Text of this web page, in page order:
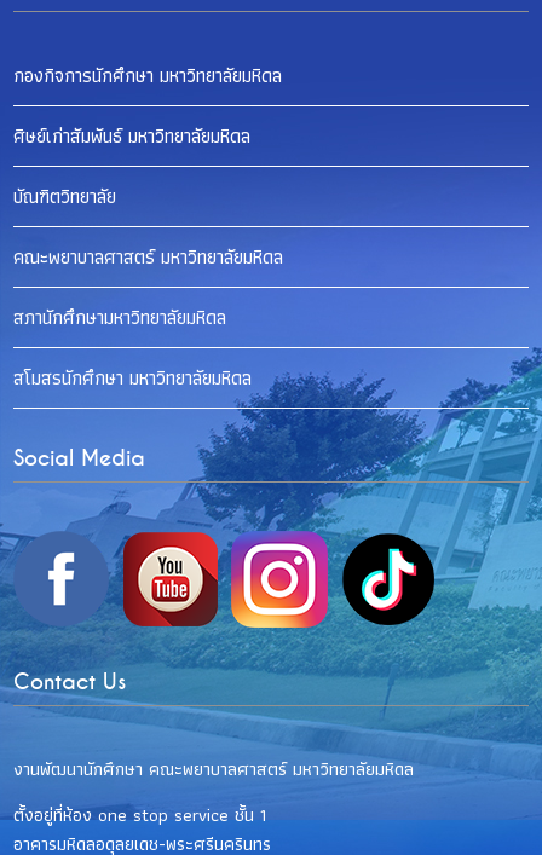
กองกิจการนักศึกษา มหาวิทยาลัยมหิดล
ศิษย์เก่าสัมพันธ์ มหาวิทยาลัยมหิดล
บัณฑิตวิทยาลัย
คณะพยาบาลศาสตร์ มหาวิทยาลัยมหิดล
สภานักศึกษามหาวิทยาลัยมหิดล
สโมสรนักศึกษา มหาวิทยาลัยมหิดล
Social Media
Contact Us
งานพัฒนานักศึกษา คณะพยาบาลศาสตร์ มหาวิทยาลัยมหิดล
ตั้งอยู่ที่ห้อง one stop service ชั้น 1
อาคารมหิดลอดุลยเดช-พระศรีนครินทร